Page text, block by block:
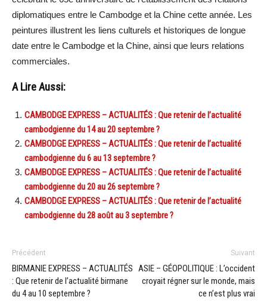
diplomatiques entre le Cambodge et la Chine cette année. Les
peintures illustrent les liens culturels et historiques de longue
date entre le Cambodge et la Chine, ainsi que leurs relations
commerciales.
A Lire Aussi:
CAMBODGE EXPRESS – ACTUALITÉS : Que retenir de l’actualité
cambodgienne du 14 au 20 septembre ?
CAMBODGE EXPRESS – ACTUALITÉS : Que retenir de l’actualité
cambodgienne du 6 au 13 septembre ?
CAMBODGE EXPRESS – ACTUALITÉS : Que retenir de l’actualité
cambodgienne du 20 au 26 septembre ?
CAMBODGE EXPRESS – ACTUALITÉS : Que retenir de l’actualité
cambodgienne du 28 août au 3 septembre ?
Précédent
BIRMANIE EXPRESS – ACTUALITÉS
: Que retenir de l’actualité birmane
du 4 au 10 septembre ?
Suivant
ASIE – GÉOPOLITIQUE : L’occident
croyait régner sur le monde, mais
ce n’est plus vrai